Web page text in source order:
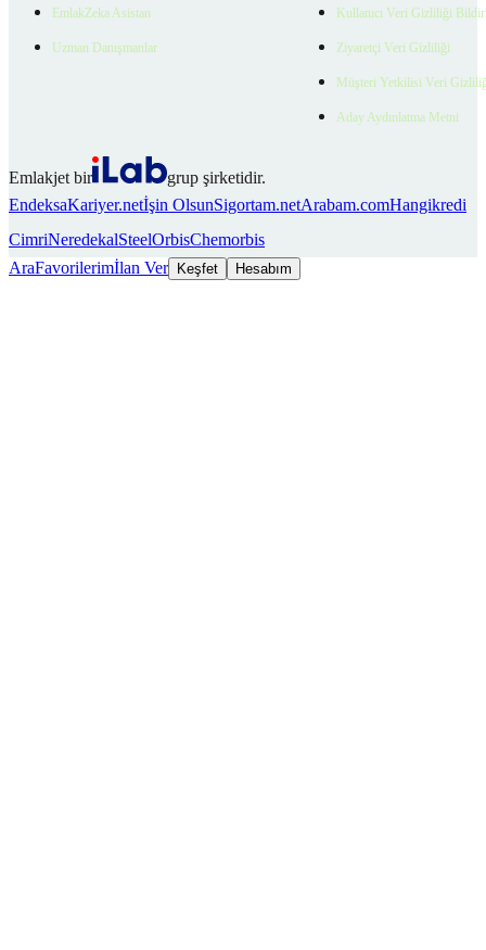
EmlakZeka Asistan
Uzman Danışmanlar
Kullanıcı Veri Gizliliği
Ziyaretçi Veri Gizliliği
Müşteri Yetkilisi Veri
Aday Aydınlatma Metni
Emlakjet bir
grup şirketidir.
EndeksaKariyer.netİşin OlsunSigortam.netArabam.comHangikredi
CimriNeredekalSteelOrbisChemorbis
AraFavorilerimİlan Ver Keşfet Hesabım